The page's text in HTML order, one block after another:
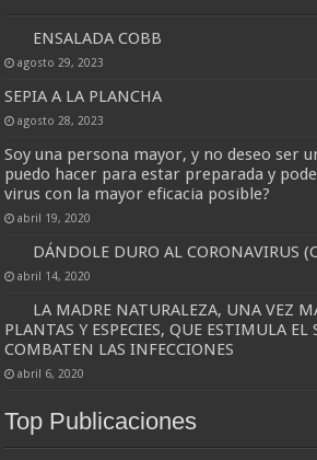
ENSALADA COBB
agosto 29, 2023
SEPIA A LA PLANCHA
agosto 28, 2023
Soy una persona mayor, y no deseo ser
puedo hacer para estar preparada y
virus con la mayor eficacia posible?
abril 19, 2020
DÁNDOLE DURO AL CORONAVIRUS
abril 14, 2020
LA MADRE NATURALEZA, UNA VEZ
PLANTAS Y ESPECIES, QUE ESTIMULA
COMBATEN LAS INFECCIONES
abril 6, 2020
Top Publicaciones